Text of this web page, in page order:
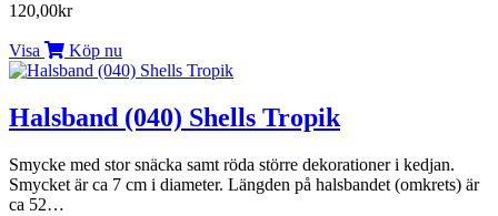
120,00kr
Visa Köp nu
Halsband (040) Shells Tropik
Smycke med stor snäcka samt röda större dekorationer i kedjan.
Smycket är ca 7 cm i diameter. Längden på halsbandet (omkrets) är
ca 52…